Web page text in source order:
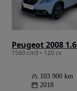
Peugeot 2008
1560 cm3 • 120 cv
103 900 km
2018